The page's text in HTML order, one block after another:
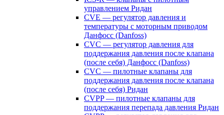
управлением Ридан
CVE — регулятор давления и
температуры с моторным приводом
Данфосс (Danfoss)
CVС — регулятор давления для
поддержания давления после клапана
(после себя) Данфосс (Danfoss)
CVС — пилотные клапаны для
поддержания давления после клапана
(после себя) Ридан
CVPP — пилотные клапаны для
поддержания перепада давления Ридан